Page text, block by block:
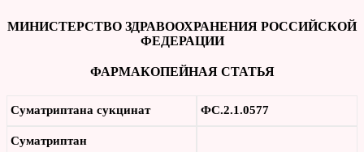
МИНИСТЕРСТВО ЗДРАВООХРАНЕНИЯ РОССИЙСКОЙ
ФЕДЕРАЦИИ
ФАРМАКОПЕЙНАЯ СТАТЬЯ
Суматриптана сукцинат ФС.2.1.0577
Суматриптан